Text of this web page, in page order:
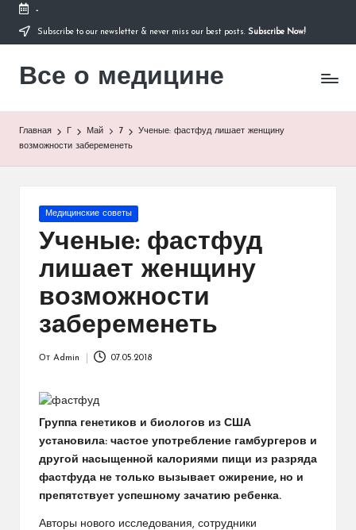
Перейти
содержимому
-
Subscribe to our newsletter & never miss our best posts. Subscribe Now!
Все о медицине
Лечитесь
Главная Г Май 7
Ученые: фастфуд лишает женщину
возможности забеременеть
Опубликовано
Медицинские советы
Ученые: фастфуд
лишает женщину
возможности
забеременеть
От Admin 07.05.2018
Группа генетиков и биологов из США
установила: частое употребление гамбургеров и
другой насыщенной калориями пищи из разряда
фастфуда не только вызывает ожирение, но и
препятствует успешному зачатию ребенка.
Авторы нового исследования, сотрудники